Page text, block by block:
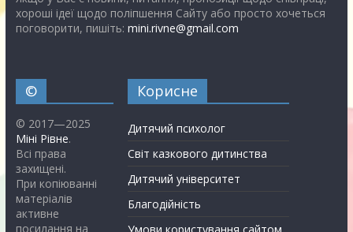
хороші ідеї щодо поліпшення Сайту або просто хочеться
поговорити, пишіть: mini.rivne@gmail.com
©
© 2017—2025
Міні Рівне.
Всі права
захищені.
При копіюванні
матеріалів
активне
посилання на
Корисне
Дитячий психолог
Світ казкового дитинства
Дитячий університет
Благодійність
Умови користування сайтом